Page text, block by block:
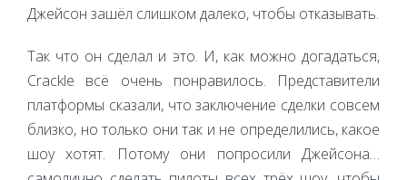
Джейсон зашёл слишком далеко, чтобы отказывать.
Так что он сделал и это. И, как можно догадаться,
Crackle всё очень понравилось. Представители
платформы сказали, что заключение сделки совсем
близко, но только они так и не определились, какое
шоу хотят. Потому они попросили Джейсона…